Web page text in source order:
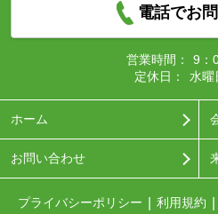
電話でお
営業時間：
9：
定休日：
水曜
ホーム
お問い合わせ
プライバシーポリシー 利用規約